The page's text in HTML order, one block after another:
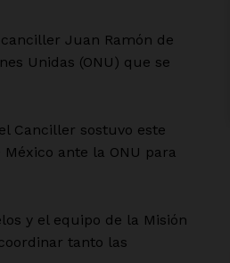
Juan Ramón de
Unidas (ONU) que se
Canciller sostuvo este
ante la ONU para
y el equipo de la Misión
tanto las